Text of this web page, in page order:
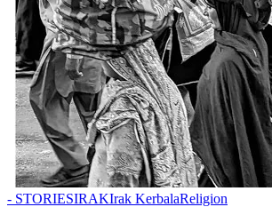
- STORIESIRAKIrak KerbalaReligion